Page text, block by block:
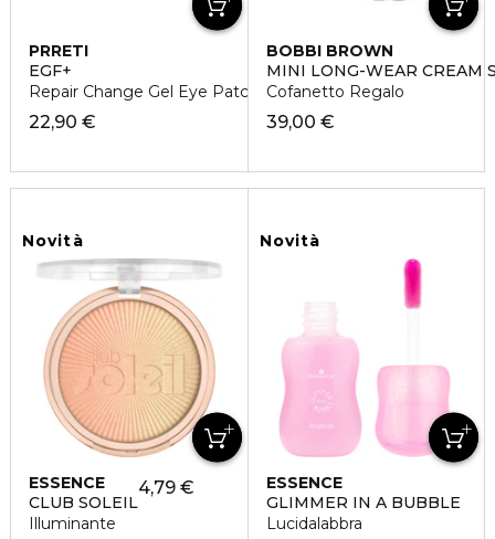
PRRETI
EGF+
Repair Change Gel Eye Patch
22,90 €
BOBBI BROWN
MINI LONG-WEAR CREAM
Cofanetto Regalo
39,00 €
Novità
ESSENCE
CLUB SOLEIL
Illuminante
4,79 €
Novità
ESSENCE
GLIMMER IN A BUBBLE
Lucidalabbra